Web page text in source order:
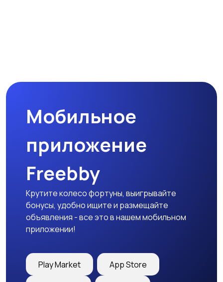
Мобильное
приложение
Freebby
Крутите колесо фортуны, выигрывайте
бонусы, удобно ищите и размещайте
объявления - все это в нашем мобильном
приложении!
Play Market App Store